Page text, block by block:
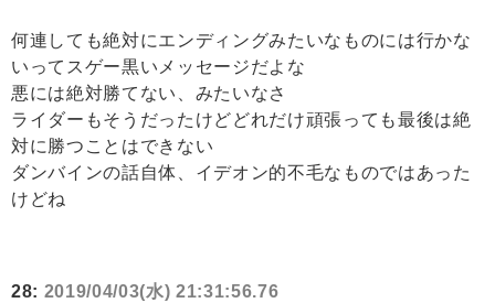
何連しても絶対にエンディングみたいなものには行かな
いってスゲー黒いメッセージだよな
悪には絶対勝てない、みたいなさ
ライダーもそうだったけどどれだけ頑張っても最後は絶
対に勝つことはできない
ダンバインの話自体、イデオン的不毛なものではあった
けどね
28: 2019/04/03(水) 21:31:56.76